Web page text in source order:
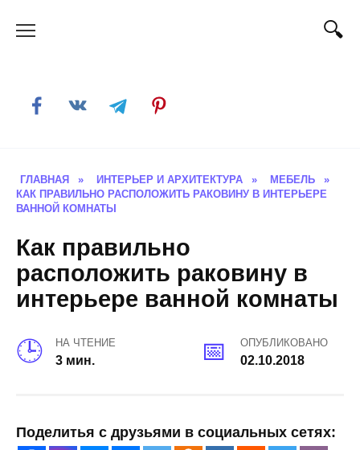
ГЛАВНАЯ » ИНТЕРЬЕР И АРХИТЕКТУРА » МЕБЕЛЬ
»
КАК ПРАВИЛЬНО РАСПОЛОЖИТЬ РАКОВИНУ В ИНТЕРЬЕРЕ
ВАННОЙ КОМНАТЫ
Как правильно
расположить раковину в
интерьере ванной комнаты
НА ЧТЕНИЕ
3 мин.
ОПУБЛИКОВАНО
02.10.2018
Поделитья с друзьями в социальных сетях: